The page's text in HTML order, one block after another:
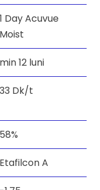
1 Day Acuvue
Moist
min 12 luni
33 Dk/t
58%
Etafilcon A